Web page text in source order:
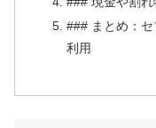
### まとめ：
利用